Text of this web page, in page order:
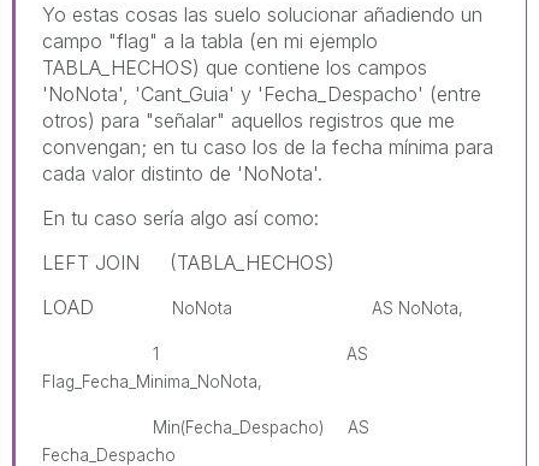
Yo estas cosas las suelo solucionar añadiendo un
campo "flag" a la tabla (en mi ejemplo
TABLA_HECHOS) que contiene los campos
'NoNota', 'Cant_Guia' y 'Fecha_Despacho' (entre
otros) para "señalar" aquellos registros que me
convengan; en tu caso los de la fecha mínima para
cada valor distinto de 'NoNota'.
En tu caso sería algo así como:
LEFT JOIN (TABLA_HECHOS)
LOAD
NoNota AS NoNota,
1 AS
Flag_Fecha_Minima_NoNota,
Min(Fecha_Despacho) AS
Fecha_Despacho